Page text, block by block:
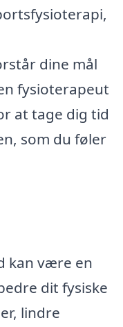
dine mål
fysioterapeut
at tage dig tid
som du føler
kan være en
dit fysiske
lindre